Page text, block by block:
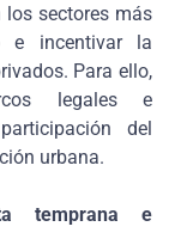
los sectores más
e incentivar la
Para ello,
legales e
del
urbana.
temprana e